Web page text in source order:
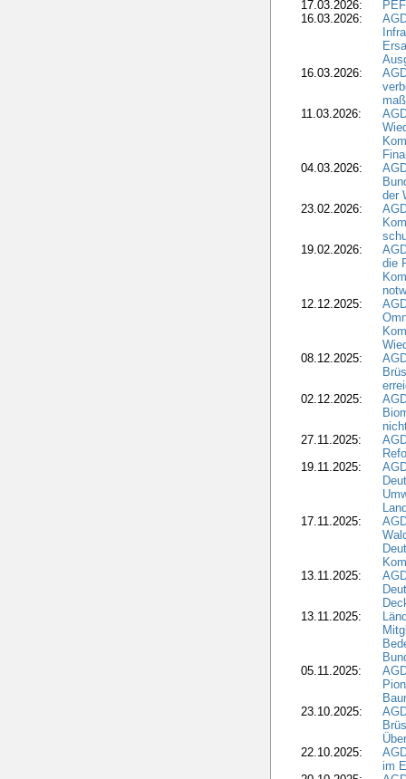
17.03.2026:
16.03.2026:
16.03.2026:
11.03.2026:
04.03.2026:
der
23.02.2026:
19.02.2026:
die
12.12.2025:
08.12.2025:
02.12.2025:
27.11.2025:
19.11.2025:
17.11.2025:
13.11.2025:
13.11.2025:
05.11.2025:
23.10.2025:
22.10.2025:
im